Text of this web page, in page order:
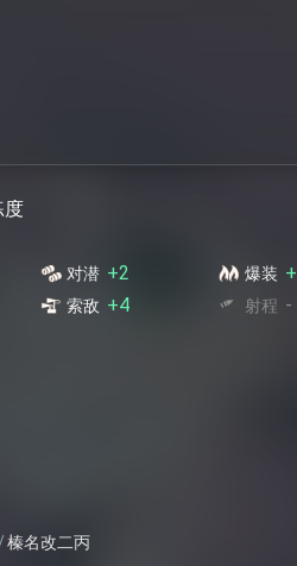
度
对潜 +2 爆装
索敌 +4 射程 -
榛名改二丙